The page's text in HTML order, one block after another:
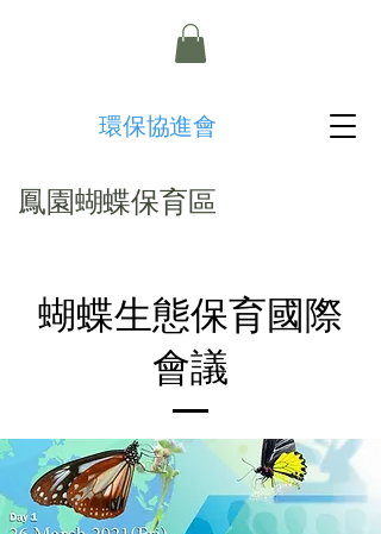
​環保協進會
鳳園蝴蝶保育區
蝴蝶生態保育國際
會議